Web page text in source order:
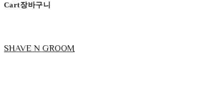
Cart장바구니
SHAVE N GROOM